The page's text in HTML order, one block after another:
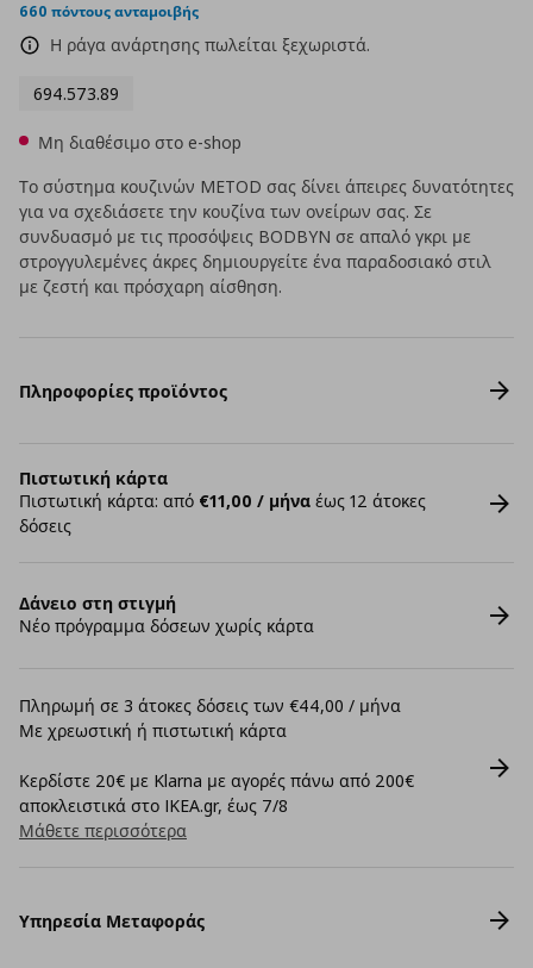
660 πόντους ανταμοιβής
Η ράγα ανάρτησης πωλείται ξεχωριστά.
694.573.89
Μη διαθέσιμο στο e-shop
Το σύστημα κουζινών METOD σας δίνει άπειρες δυνατότητες
για να σχεδιάσετε την κουζίνα των ονείρων σας. Σε
συνδυασμό με τις προσόψεις BODBYN σε απαλό γκρι με
στρογγυλεμένες άκρες δημιουργείτε ένα παραδοσιακό στιλ
με ζεστή και πρόσχαρη αίσθηση.
Πληροφορίες προϊόντος
Πιστωτική κάρτα
Πιστωτική κάρτα: από €11,00 / μήνα έως 12 άτοκες
δόσεις
Δάνειο στη στιγμή
Νέο πρόγραμμα δόσεων χωρίς κάρτα
Πληρωμή σε 3 άτοκες δόσεις των €44,00 / μήνα
Με χρεωστική ή πιστωτική κάρτα
Κερδίστε 20€ με Klarna με αγορές πάνω από 200€
αποκλειστικά στο IKEA.gr, έως 7/8
Μάθετε περισσότερα
Υπηρεσία Μεταφοράς